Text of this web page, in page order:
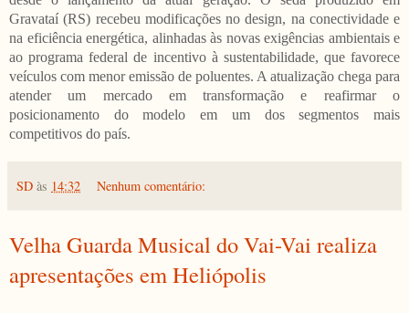
Gravataí (RS) recebeu modificações no design, na conectividade e
na eficiência energética, alinhadas às novas exigências ambientais e
ao programa federal de incentivo à sustentabilidade, que favorece
veículos com menor emissão de poluentes. A atualização chega para
atender um mercado em transformação e reafirmar o
posicionamento do modelo em um dos segmentos mais
competitivos do país.
SD às 14:32 Nenhum comentário:
Velha Guarda Musical do Vai-Vai realiza
apresentações em Heliópolis